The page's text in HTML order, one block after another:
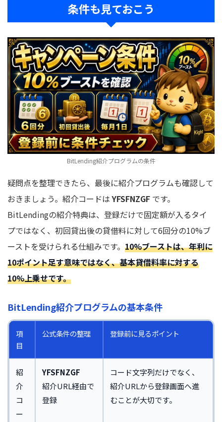
条件も見ておこう
BitLending紹介プログラムの条件
疑問点を整理できたら、最後に紹介プログラムも確認して
おきましょう。紹介コードはYFSFNZGF です。
BitLendingの紹介特典は、登録だけで固定額が入るタイ
プではなく、初回貸出後の貸借料に対して6回分の10%ブ
ーストを受けられる仕組みです。 10%ブーストは、年利に
10ポイント足す意味ではなく、基本貸借料率に対する
10%上乗せです。
BitLending紹介プログラムの基本条件
項
目
公式条件の整理 登録前に見るポイント
紹
介
コ
ー
YFSFNZGF
紹介URL経由で
登録
コード文字列だけでなく、
紹介URLから登録画面へ進
むことが大切です。